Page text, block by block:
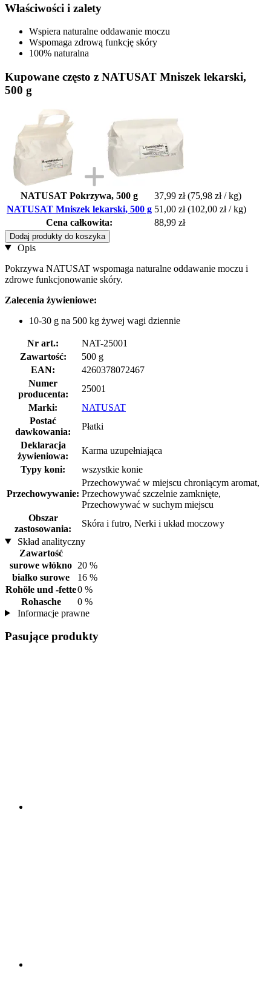
Właściwości i zalety
Wspiera naturalne oddawanie moczu
Wspomaga zdrową funkcję skóry
100% naturalna
Kupowane często z NATUSAT Mniszek lekarski,
500 g
NATUSAT Pokrzywa, 500 g 37,99 zł (75,98 zł / kg)
NATUSAT Mniszek lekarski, 500 g 51,00 zł (102,00 zł / kg)
Cena całkowita:
88,99 zł
Dodaj produkty do koszyka
Opis
Pokrzywa NATUSAT wspomaga naturalne oddawanie moczu i
zdrowe funkcjonowanie skóry.
Zalecenia żywieniowe:
10-30 g na 500 kg żywej wagi dziennie
Nr art.:
NAT-25001
Zawartość:
500 g
EAN:
4260378072467
Numer
producenta:
25001
Marki:
NATUSAT
Postać
dawkowania:
Płatki
Deklaracja
żywieniowa:
Karma uzupełniająca
Typy koni:
wszystkie konie
Przechowywanie:
Przechowywać w miejscu chroniącym aromat,
Przechowywać szczelnie zamknięte,
Przechowywać w suchym miejscu
Obszar
zastosowania:
Skóra i futro, Nerki i układ moczowy
Skład analityczny
Zawartość
surowe włókno 20 %
białko surowe
16 %
Rohöle und -fette0 %
Rohasche
0 %
Informacje prawne
Pasujące produkty